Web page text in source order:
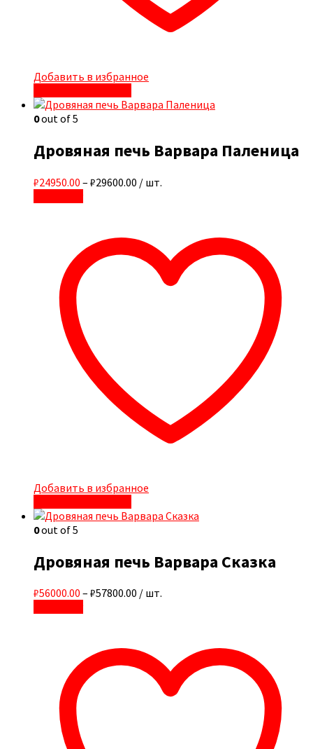
Добавить в избранное
0out of 5
Дровяная печь Варвара Паленица
₽24950.00 – ₽29600.00 / шт.
Добавить в избранное
0out of 5
Дровяная печь Варвара Сказка
₽56000.00 – ₽57800.00 / шт.